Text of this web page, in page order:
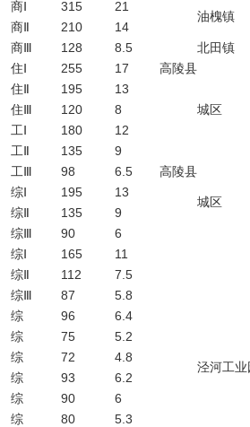
商Ⅰ 315 21
油槐镇
商Ⅱ 210
14
商Ⅲ
128 8.5
北田镇
住Ⅰ
255 17 高陵县
城区
住Ⅱ 195
13
住Ⅲ
120
8
工Ⅰ
180
12
工Ⅱ
135
9
工Ⅲ 98 6.5 高陵县
城区
综Ⅰ 195
13
综Ⅱ
135
9
综Ⅲ
90 6
综Ⅰ 165 11
泾河工业
综Ⅱ 112
7.5
综Ⅲ
87
5.8
综 96
6.4
综 75
5.2
综 72
4.8
综 93
6.2
综 90
6
综 80
5.3